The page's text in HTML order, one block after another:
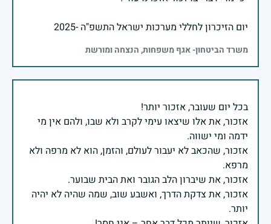
יום הזיכרון לחללי מערכות ישראל התשפ"ה -2025
משרד הביטחון- אגף משפחות, הנצחה ומורשת
אזכור, את אלו שיצאו עימי לקרב ולא שבו, ולהם אין מי
אזכור, שהכאב לא יעבור לעולם, והזמן, הוא לא מרפה ולא
אזכור, את צדקת הדרך, ואשבע שוב, שמה שהיה לא יהיה